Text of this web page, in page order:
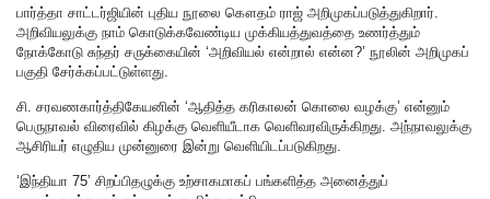
பார்த்தா சாட்டர்ஜியின் புதிய நூலை கௌதம் ராஜ் அறிமுகப்படுத்துகிறார்.
அறிவியலுக்கு நாம் கொடுக்கவேண்டிய முக்கியத்துவத்தை உணர்த்தும்
நோக்கோடு சுந்தர் சருக்கையின் ‘அறிவியல் என்றால் என்ன?’ நூலின் அறிமுகப்
பகுதி சேர்க்கப்பட்டுள்ளது.
சி. சரவணகார்த்திகேயனின் ‘ஆதித்த கரிகாலன் கொலை வழக்கு’ என்னும்
பெருநாவல் விரைவில் கிழக்கு வெளியீடாக வெளிவரவிருக்கிறது. அந்நாவலுக்கு
ஆசிரியர் எழுதிய முன்னுரை இன்று வெளியிடப்படுகிறது.
‘இந்தியா 75’ சிறப்பிதழுக்கு உற்சாகமாகப் பங்களித்த அனைத்துப்